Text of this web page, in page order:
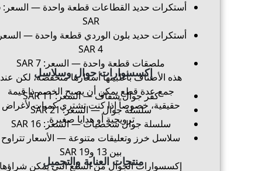
SAR
أستكرات حديد بلون الوردي قطعة واحدة —
4 SAR
ملصقات قطعة واحدة — السعر: 7 SAR
هذه الأصناف بأغلبيتها أسعارها منخفضة، لكن عند
جمع عدة قطع يمكن أن يصبح الخصم ذا قيمة
حقيقية، خصوصاً إذا كنت تشتري كميات لأغراض
ترويجية أو هدايا صغيرة.
إكسسوارات جوال وسلاسل
كفر جوال شفاف — السعر: 11 SAR
سلسلة جوال — السعر: 21 SAR
سلسلة جوال شخصيات — السعر: 16 SAR
سلاسل خرز وتعليقات متنوعة — الأسعار تتراوح
بين 13 و19 SAR
إكسسوارات الجوال من السلع التي يمكن شراؤها
منتجات العناية والتجميل